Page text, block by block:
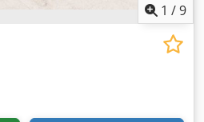
1 /9